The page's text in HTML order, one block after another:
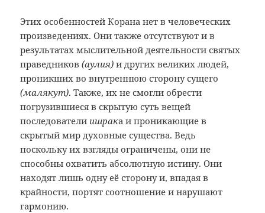
Этих особенностей Корана нет в человеческих
произведениях. Они также отсутствуют и в
результатах мыслительной деятельности святых
праведников(аулия) и других великих людей,
проникших во внутреннюю сторону сущего
(малякут). Также, их не смогли обрести
погрузившиеся в скрытую суть вещей
последователи ишрака и проникающие в
скрытый мир духовные существа. Ведь
поскольку их взгляды ограничены, они не
способны охватить абсолютную истину. Они
находят лишь одну её сторону и, впадая в
крайности, портят соотношение и нарушают
гармонию.